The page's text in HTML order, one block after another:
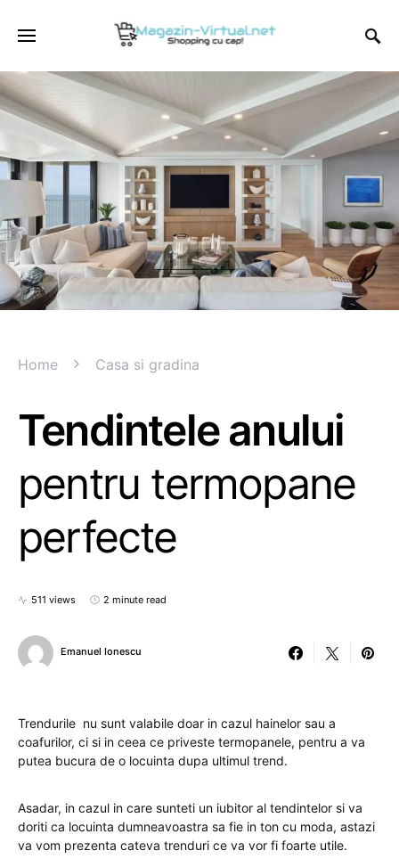
Home Casa si gradina
Tendintele anului
pentru termopane
perfecte
511 views 2 minute read
Emanuel Ionescu
Trendurile nu sunt valabile doar in cazul hainelor sau a
coafurilor, ci si in ceea ce priveste termopanele, pentru a va
putea bucura de o locuinta dupa ultimul trend.
Asadar, in cazul in care sunteti un iubitor al tendintelor si va
doriti ca locuinta dumneavoastra sa fie in ton cu moda, astazi
va vom prezenta cateva trenduri ce va vor fi foarte utile.